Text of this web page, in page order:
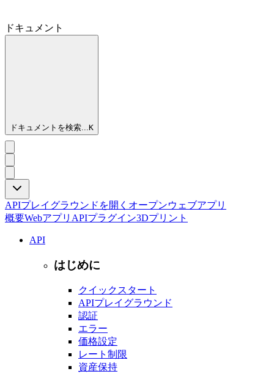
ドキュメント
ドキュメントを検索...K
APIプレイグラウンドを開く オープンウェブアプリ
概要Webアプリ APIプラグイン3Dプリント
API
はじめに
クイックスタート
APIプレイグラウンド
認証
エラー
価格設定
レート制限
資産保持